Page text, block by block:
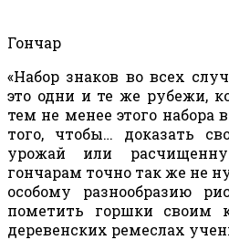
Гончар
«Набор знаков во всех
это одни и те же рубежи,
тем не менее этого набора
того, чтобы… доказать
урожай или
гончарам точно так же не
особому разнообразию
пометить горшки своим
деревенских ремеслах